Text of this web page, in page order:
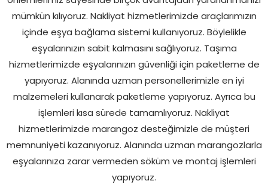
mümkün kılıyoruz. Nakliyat hizmetlerimizde araçlarımızın
içinde eşya bağlama sistemi kullanıyoruz. Böylelikle
eşyalarınızın sabit kalmasını sağlıyoruz. Taşıma
hizmetlerimizde eşyalarınızın güvenliği için paketleme de
yapıyoruz. Alanında uzman personellerimizle en iyi
malzemeleri kullanarak paketleme yapıyoruz. Ayrıca bu
işlemleri kısa sürede tamamlıyoruz. Nakliyat
hizmetlerimizde marangoz desteğimizle de müşteri
memnuniyeti kazanıyoruz. Alanında uzman marangozlarla
eşyalarınıza zarar vermeden söküm ve montaj işlemleri
yapıyoruz.